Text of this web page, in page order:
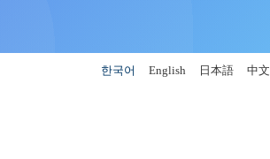
한국어 English 日本語 中文